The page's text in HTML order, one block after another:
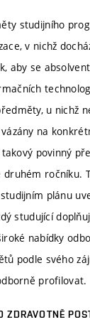
studijního
v nichž
aby se
u nichž
na
povinný
ročníku.
plánu
studující
nabídky
podle svého
profilovat.
ZDRAVOTNĚ